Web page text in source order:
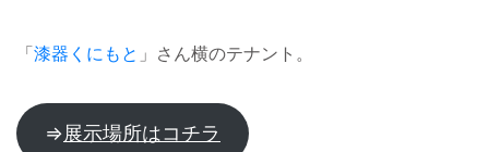
「漆器くにもと 」さん横のテナント。
⇒展示場所はコチラ